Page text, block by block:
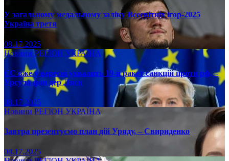
У загальному медальному заліку Всесвітніх ігор-2025
Україна третя
08.17.2025
НовиниРЕГІОН УКРАЇНА
ЄС вже у вересні ухвалить 19-й ракет санкцій проти рф, –
Урсула фон дер Ляєн
08.17.2025
Новини РЕГІОН УКРАЇНА
Завтра презентуємо план дій Уряду, – Свириденко
08.17.2025